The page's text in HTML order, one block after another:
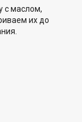
с маслом,
их до